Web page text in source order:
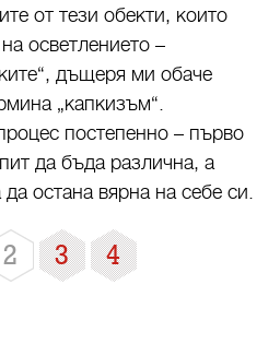
от тези обекти, които
осветлението –
дъщеря ми обаче
„капкизъм“.
постепенно – първо
да бъда различна, а
остана вярна на себе си.
2 3 4